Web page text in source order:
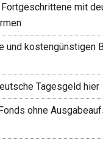
mit
und kostengünstigen
Tagesgeld hier
ohne